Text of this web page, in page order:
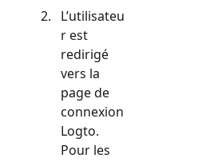
L’utilisateu
r est
redirigé
vers la
page de
connexion
Logto.
Pour les